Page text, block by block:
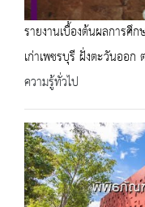
รายงานเบื้องต้นผลการศึ
เก่าเพชรบุรี ฝั่งตะวันออก
ความรู้ทั่วไป